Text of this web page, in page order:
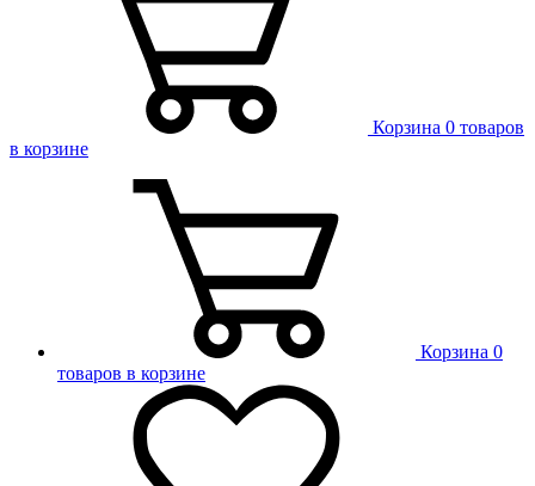
Корзина 0 товаров
в корзине
Корзина 0
товаров в корзине